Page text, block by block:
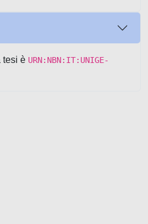
tesi è URN:NBN:IT:UNIGE-